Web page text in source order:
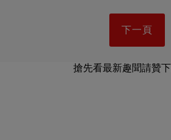
下一頁
搶先看最新趣聞請贊